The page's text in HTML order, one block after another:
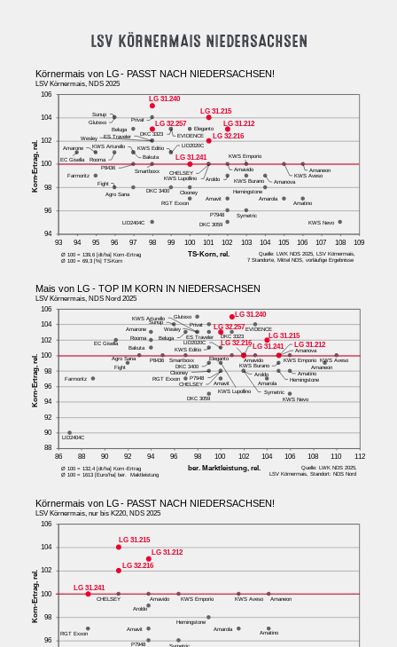
LSV KÖRNERMAIS NIEDERSACHSEN